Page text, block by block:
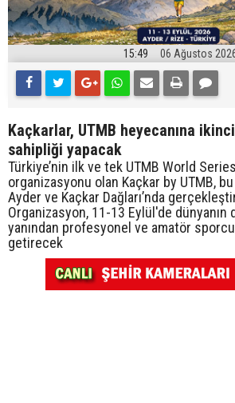
15:49 06 Ağustos
Kaçkarlar, UTMB heyecanına
sahipliği yapacak
Türkiye’nin ilk ve tek UTMB World Series
organizasyonu olan Kaçkar by UTMB, bu
Ayder ve Kaçkar Dağları’nda
Organizasyon, 11-13 Eylül'de dünyanın
yanından profesyonel ve amatör
getirecek